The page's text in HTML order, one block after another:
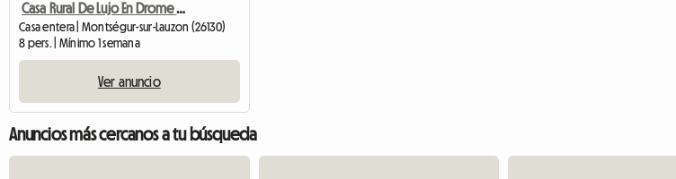
Casa Rural De Lujo En Drome Provenzal
Casa entera | Montségur-sur-Lauzon (26130)
8 pers. | Mínimo 1 semana
Ver anuncio
Anuncios más cercanos a tu búsqueda